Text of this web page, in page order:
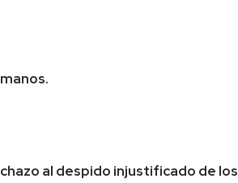
al despido injustificado de los